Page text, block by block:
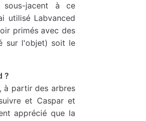
jacent à ce
utilisé Labvanced
primés avec des
sur l'objet) soit le
?
à partir des arbres
et Caspar et
apprécié que la